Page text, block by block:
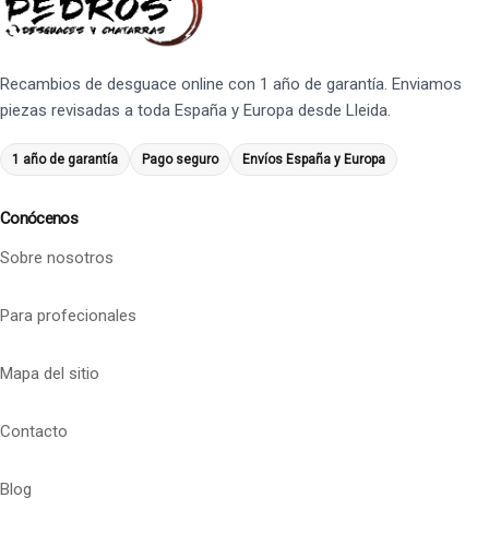
Recambios de desguace online con 1 año de garantía. Enviamos
piezas revisadas a toda España y Europa desde Lleida.
1 año de garantía Pago seguro Envíos España y Europa
Conócenos
Sobre nosotros
Para profecionales
Mapa del sitio
Contacto
Blog